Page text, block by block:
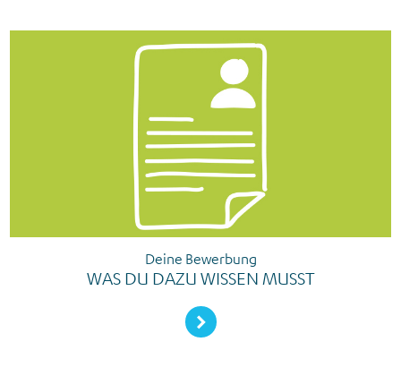
Deine Bewerbung
WAS DU DAZU WISSEN MUSST
Mehr erfahren